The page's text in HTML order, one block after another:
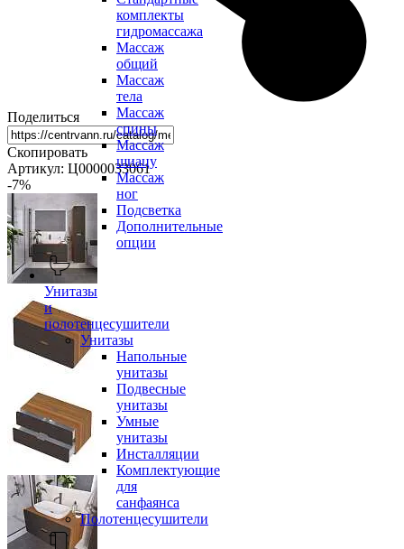
комплекты
гидромассажа
Массаж
общий
Массаж
тела
Массаж
спины
Массаж
шиацу
Массаж
ног
Подсветка
Дополнительные
опции
Унитазы
и
полотенцесушители
Унитазы
Напольные
унитазы
Подвесные
унитазы
Умные
унитазы
Инсталляции
Комплектующие
для
санфаянса
Полотенцесушители
Поделиться
Скопировать
Артикул: Ц0000033061
-7%